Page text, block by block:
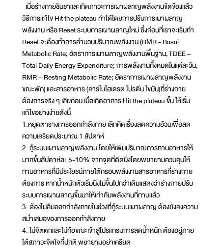
เมื่อร่างกายชินชาและเกิดภาวะการเผาผลาญพลังงานขัดข้องแล้ว
วิธีการแก้ไข Hit the plateau ทำได้โดยการปรับการเผาผลาญ
พลังงาน หรือ Reset ระบบการเผาผลาญใหม่ ซึ่งก่อนที่เราจะเริ่มทำ
Reset จะต้องทำการคำนวนปริมาณพลังงาน (BMR - Basal
Metabolic Rate; อัตราการเผาผลาญพลังงานพื้นฐาน, TDEE –
Total Daily Energy Expenditure; การพลังงานทั้งหมดในแต่ละวัน,
RMR – Resting Metabolic Rate; อัตราการเผาผลาญพลังงาน
ขณะพัก) และสารอาหาร (คาร์โบไฮเดรต โปรตีน ไขมัน)ที่ร่างกาย
ต้องการจริง ๆ เสียก่อน เมื่อเกิดอาการ Hit the plateau ขึ้น ให้เริ่ม
แก้ไขอย่างง่ายดังนี้
1.หยุดตารางการออกกำลังกาย เลิกคิดเรื่องลดความอ้วนเพื่อลด
ความเครียดประมาณ 1 สัปดาห์
2. กู้ระบบเผาผลาญพลังงาน โดยให้เพิ่มปริมาณการทานอาหารให้
มากขึ้นสัปดาห์ละ 5-10% จากจุดที่ติดนิ่งโดยพยายามควบคุมให้
ทานอาหารที่มีประโยชน์ภายใต้กรอบพลังงานสารอาหารที่ร่างกาย
ต้องการ หากน้ำหนักตัวเริ่มนิ่งไม่ขึ้นไปกว่าเดิมแสดงว่าร่างกายปรับ
ระบบการเผาผลาญขึ้นมาให้เท่ากับพลังงานที่ทานแล้ว
3. ต้องไม่ลืมออกกำลังกายในช่วงที่กู้ระบบเผาผลาญ ต้องยังคงความ
สม่ำเสมอของการออกกำลังกาย
4. ไม่จิตตกและไม่ท้อขณะเข้าสู่โปรแกรมการลดน้ำหนัก ต้องอยู่ภาย
ใต้สภาวะจิตใจที่ปกติ พยายามอย่าเครียด